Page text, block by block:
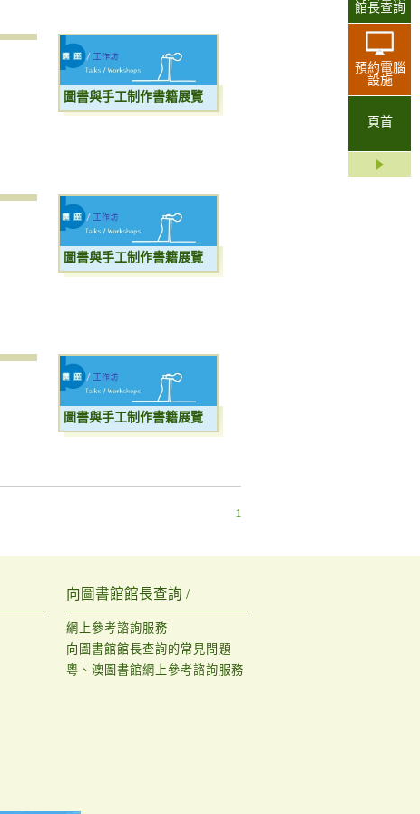
館長查詢
預約電腦
設施
頁首
圖書與手工制作書籍展覽
圖書與手工制作書籍展覽
圖書與手工制作書籍展覽
1
向圖書館館長查詢 /
網上參考諮詢服務
向圖書館館長查詢的常見問題
粵、澳圖書館網上參考諮詢服務